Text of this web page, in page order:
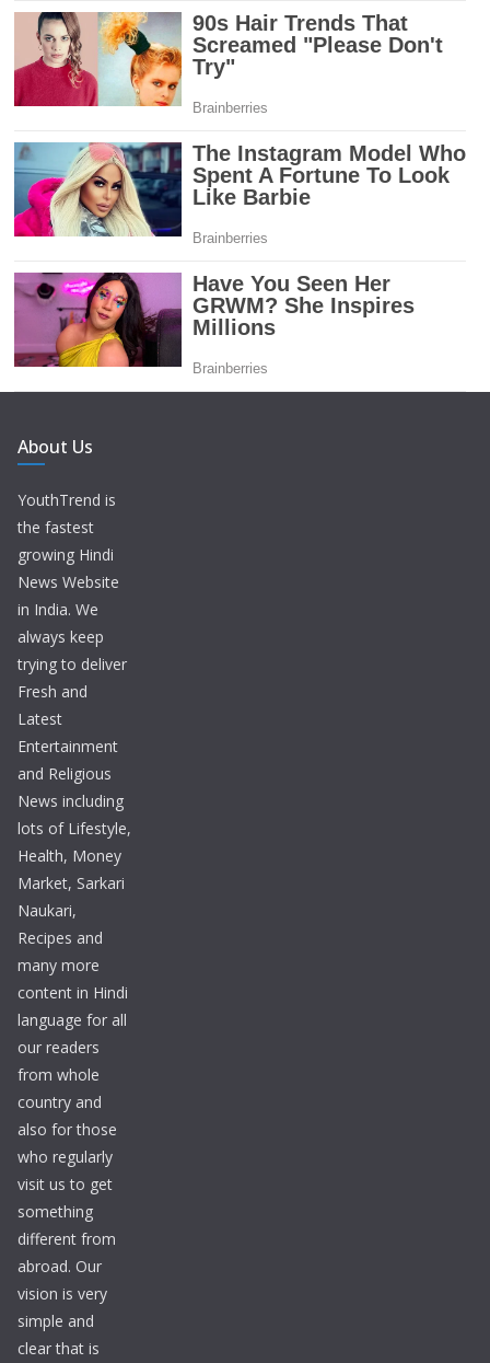
About Us
YouthTrend is
the fastest
growing Hindi
News Website
in India. We
always keep
trying to deliver
Fresh and
Latest
Entertainment
and Religious
News including
lots of Lifestyle,
Health, Money
Market, Sarkari
Naukari,
Recipes and
many more
content in Hindi
language for all
our readers
from whole
country and
also for those
who regularly
visit us to get
something
different from
abroad. Our
vision is very
simple and
clear that is